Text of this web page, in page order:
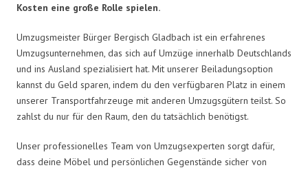
Kosten eine große Rolle spielen.
Umzugsmeister Bürger Bergisch Gladbach ist ein erfahrenes
Umzugsunternehmen, das sich auf Umzüge innerhalb Deutschlands
und ins Ausland spezialisiert hat. Mit unserer Beiladungsoption
kannst du Geld sparen, indem du den verfügbaren Platz in einem
unserer Transportfahrzeuge mit anderen Umzugsgütern teilst. So
zahlst du nur für den Raum, den du tatsächlich benötigst.
Unser professionelles Team von Umzugsexperten sorgt dafür,
dass deine Möbel und persönlichen Gegenstände sicher von